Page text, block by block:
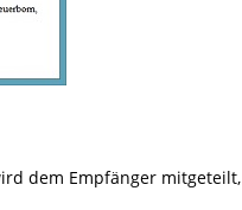
dem Empfänger mitgeteilt,